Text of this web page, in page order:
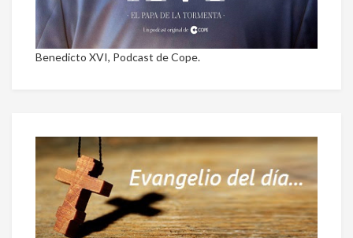
Benedicto XVI, Podcast de Cope.